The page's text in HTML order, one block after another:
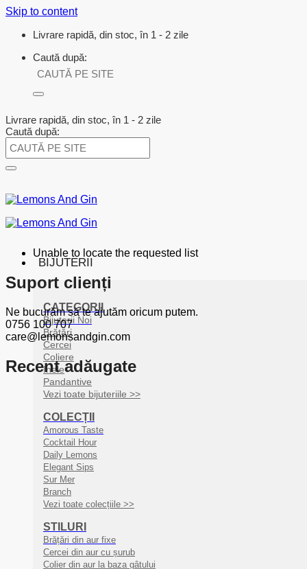
Skip to content
Livrare rapidă, din stoc, în 1 - 2 zile
Caută după:
Livrare rapidă, din stoc, în 1 - 2 zile
Caută după:
BIJUTERII
CATEGORII
Bijuterii Noi
Brățări
Cercei
Coliere
Inele
Pandantive
Vezi toate bijuteriile >>
COLECȚII
Amorous Taste
Cocktail Hour
Daily Lemons
Elegant Sips
Sur Mer
Branch
Vezi toate colecțiile >>
STILURI
Brățări din aur fixe
Cercei din aur cu șurub
Colier din aur la baza gâtului
Unable to locate the requested list
Suport clienți
Ne bucurăm să te ajutăm oricum putem.
0756 100 707
care@lemonsandgin.com
Recent adăugate